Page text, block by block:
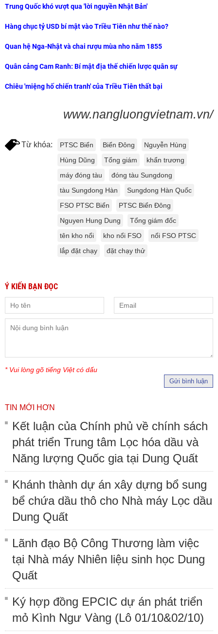
Trung Quốc khó vượt qua 'lời nguyền Nhật Bản'
Hàng chục tỷ USD bí mật vào Triều Tiên như thế nào?
Quan hệ Nga-Nhật và chai rượu mùa nho năm 1855
Quân cảng Cam Ranh: Bí mật địa thế chiến lược quân sự
Chiêu 'miệng hố chiến tranh' của Triều Tiên thất bại
www.nangluongvietnam.vn/
Từ khóa: PTSC Biển Biển Đông
Nguyễn Hùng
Hùng Dũng
Tổng giám
khẩn trương
máy đóng tàu
đóng tàu Sungdong
tàu Sungdong Hàn
Sungdong Hàn Quốc
FSO PTSC Biển
PTSC Biển Đông
Nguyen Hung Dung
Tổng giám đốc
tên kho nổi
kho nổi FSO
nổi FSO PTSC
lắp đặt chạy
đặt chạy thử
Ý KIẾN BẠN ĐỌC
* Vui lòng gõ tiếng Việt có dấu
Gửi bình luận
TIN MỚI HƠN
Kết luận của Chính phủ về chính sách
phát triển Trung tâm Lọc hóa dầu và
Năng lượng Quốc gia tại Dung Quất
Khánh thành dự án xây dựng bổ sung
bể chứa dầu thô cho Nhà máy Lọc dầu
Dung Quất
Lãnh đạo Bộ Công Thương làm việc
tại Nhà máy Nhiên liệu sinh học Dung
Quất
Ký hợp đồng EPCIC dự án phát triển
mỏ Kình Ngư Vàng (Lô 01/10&02/10)